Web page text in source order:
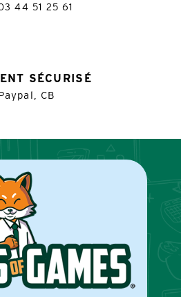
44 51 25 61
SÉCURISÉ
CB